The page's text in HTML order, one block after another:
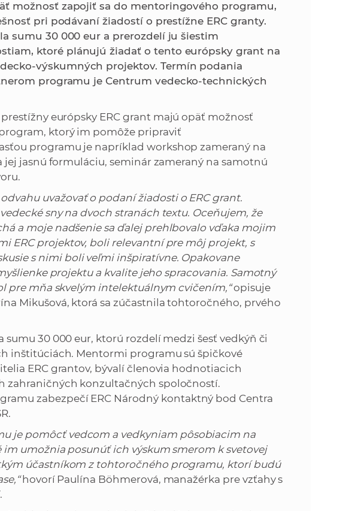
n
k
a
c
h
A
V
možnosť zapojiť sa do mentoringového programu,
pri podávaní žiadostí o prestížne ERC granty.
sumu 30 000 eur a prerozdelí ju šiestim
ktoré plánujú žiadať o tento európsky grant na
výskumných projektov. Termín podania
programu je Centrum vedecko-technických
európsky ERC grant majú opäť možnosť
ktorý im pomôže pripraviť
programu je napríklad workshop zameraný na
jasnú formuláciu, seminár zameraný na samotnú
uvažovať o podaní žiadosti o ERC grant.
sny na dvoch stranách textu. Oceňujem, že
a moje nadšenie sa ďalej prehlbovalo vďaka mojim
ERC projektov, boli relevantní pre môj projekt, s
s nimi boli veľmi inšpiratívne. Opakovane
projektu a kvalite jeho spracovania. Samotný
pre mňa skvelým intelektuálnym cvičením,“opisuje
Mikušová, ktorá sa zúčastnila tohtoročného, prvého
sumu 30 000 eur, ktorú rozdelí medzi šesť vedkýň či
inštitúciách. Mentormi programu sú špičkové
ERC grantov, bývalí členovia hodnotiacich
zahraničných konzultačných spoločností.
zabezpečí ERC Národný kontaktný bod Centra
je pomôcť vedcom a vedkyniam pôsobiacim na
im umožnia posunúť ich výskum smerom k svetovej
účastníkom z tohtoročného programu, ktorí budú
hovorí Paulína Böhmerová, manažérka pre vzťahy s